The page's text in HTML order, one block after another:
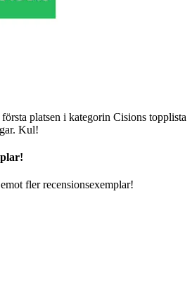
platsen i kategorin Cisions topplista
Kul!
fler recensionsexemplar!